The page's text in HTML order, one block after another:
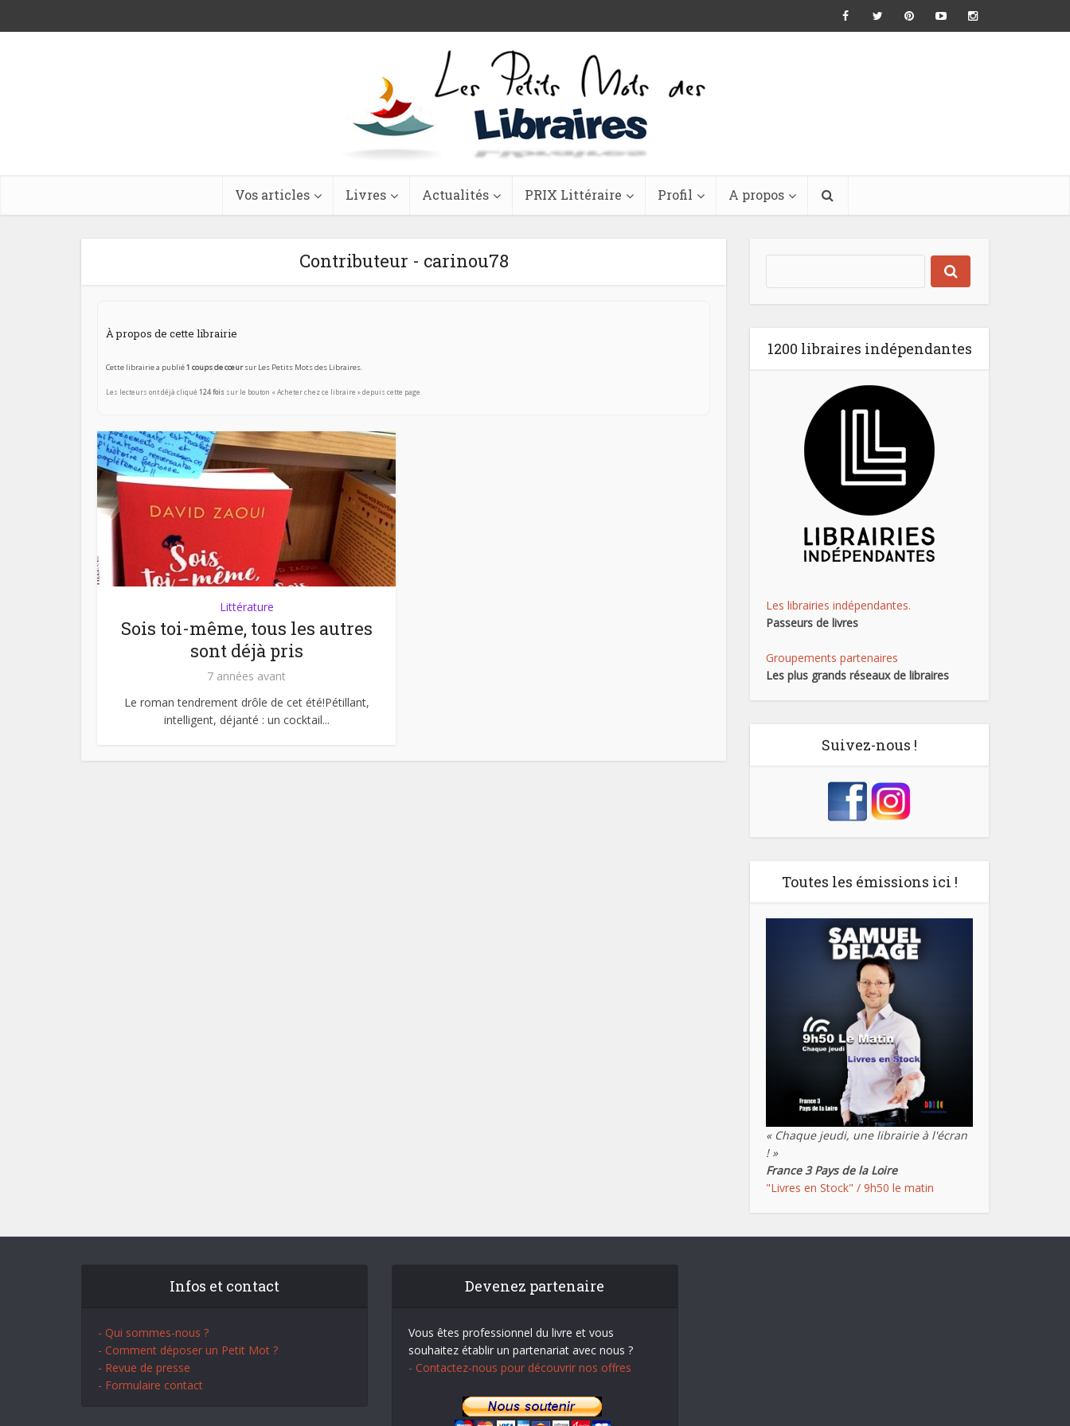
Vos articles Livres Actualités PRIX Littéraire Profil A propos
Contributeur - carinou78
À propos de cette librairie
Cette librairie a publié1 coups de cœursur Les Petits Mots des Libraires.
Les lecteurs ont déjà cliqué 124 fois sur le bouton « Acheter chez ce libraire » depuis cette page.
Littérature
Sois toi-même, tous les autres
sont déjà pris
7 années avant
Le roman tendrement drôle de cet été!Pétillant,
intelligent, déjanté : un cocktail...
1200 libraires indépendantes
Les librairies indépendantes.
Passeurs de livres
Groupements partenaires
Les plus grands réseaux de libraires
Suivez-nous !
Toutes les émissions ici !
« Chaque jeudi, une librairie à l'écran
! »
France 3 Pays de la Loire
"Livres en Stock" / 9h50 le matin
Infos et contact
- Qui sommes-nous ?
- Comment déposer un Petit Mot ?
- Revue de presse
- Formulaire contact
Devenez partenaire
Vous êtes professionnel du livre et vous
souhaitez établir un partenariat avec nous ?
- Contactez-nous pour découvrir nos offres